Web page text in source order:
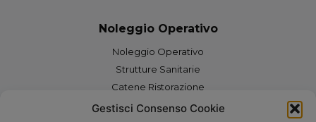
Gestisci Consenso Cookie
Noleggio Operativo
Noleggio Operativo
Strutture Sanitarie
Catene Ristorazione
Grandi Hotel